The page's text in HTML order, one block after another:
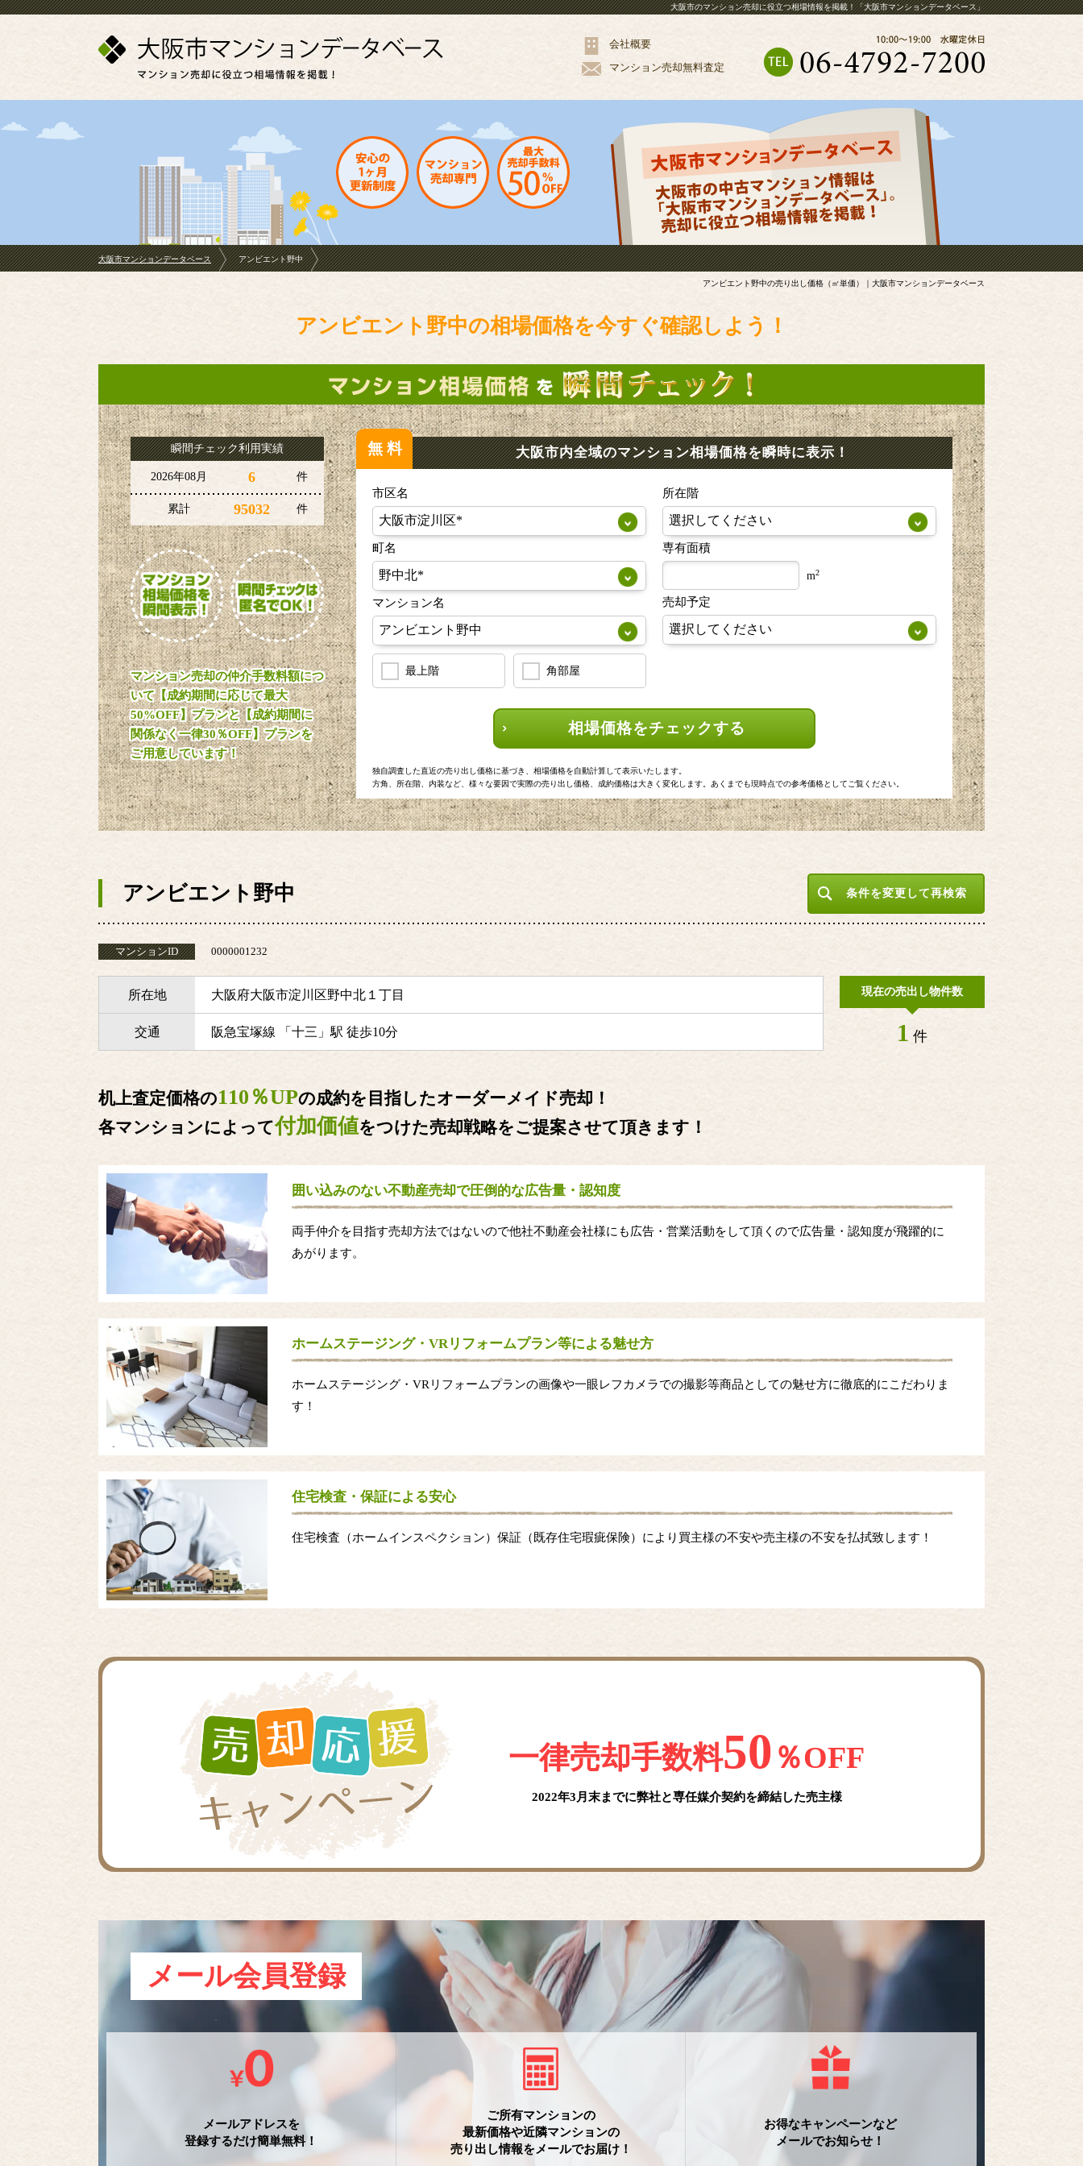
大阪市のマンション売却に役立つ相場情報を掲載！「大阪市マンションデータベース」
会社概要
マンション売却無料査定
大阪市マンションデータベース アンビエント野中
アンビエント野中の売り出し価格（㎡単価）｜大阪市マンションデータベース
アンビエント野中の相場価格を今すぐ確認しよう！
瞬間チェック利用実績
2026年08月 6 件
累計 95032 件
マンション売却の仲介手数料額につ
いて【成約期間に応じて最大
50%OFF】プランと【成約期間に
関係なく一律30％OFF】プランを
ご用意しています！
無料 大阪市内全域のマンション相場価格を瞬時に表示！
市区名
町名
マンション名
最上階 角部屋
所在階
専有面積
m2
売却予定
相場価格をチェックする
独自調査した直近の売り出し価格に基づき、相場価格を自動計算して表示いたします。
方角、所在階、内装など、様々な要因で実際の売り出し価格、成約価格は大きく変化します。あくまでも現時点での参考価格としてご覧ください。
アンビエント野中 条件を変更して再検索
マンションID 0000001232
所在地 大阪府大阪市淀川区野中北１丁目
交通 阪急宝塚線 「十三」駅 徒歩10分
現在の売出し物件数
1 件
机上査定価格の110％UPの成約を目指したオーダーメイド売却！
各マンションによって付加価値をつけた売却戦略をご提案させて頂きます！
囲い込みのない不動産売却で圧倒的な広告量・認知度
両手仲介を目指す売却方法ではないので他社不動産会社様にも広告・営業活動をして頂くので広告量・認知度が飛躍的に
あがります。
ホームステージング・VRリフォームプラン等による魅せ方
ホームステージング・VRリフォームプランの画像や一眼レフカメラでの撮影等商品としての魅せ方に徹底的にこだわりま
す！
住宅検査・保証による安心
住宅検査（ホームインスペクション）保証（既存住宅瑕疵保険）により買主様の不安や売主様の不安を払拭致します！
一律売却手数料50 ％OFF
2022年3月末までに弊社と専任媒介契約を締結した売主様
メール会員登録
メールアドレスを
登録するだけ簡単無料！
ご所有マンションの
最新価格や近隣マンションの
売り出し情報をメールでお届け！
お得なキャンペーンなど
メールでお知らせ！